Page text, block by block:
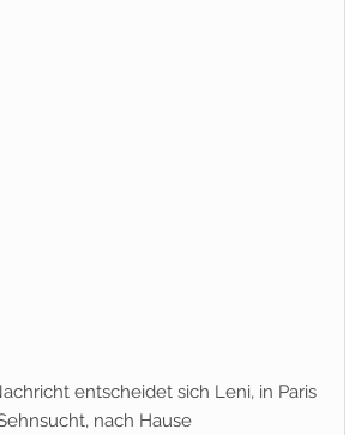
entscheidet sich Leni, in Paris
nach Hause